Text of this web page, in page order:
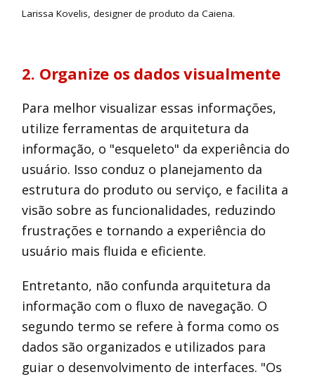
Larissa Kovelis, designer de produto da Caiena.
2. Organize os dados visualmente
Para melhor visualizar essas informações,
utilize ferramentas de arquitetura da
informação, o "esqueleto" da experiência do
usuário. Isso conduz o planejamento da
estrutura do produto ou serviço, e facilita a
visão sobre as funcionalidades, reduzindo
frustrações e tornando a experiência do
usuário mais fluida e eficiente.
Entretanto, não confunda arquitetura da
informação com o fluxo de navegação. O
segundo termo se refere à forma como os
dados são organizados e utilizados para
guiar o desenvolvimento de interfaces. "Os